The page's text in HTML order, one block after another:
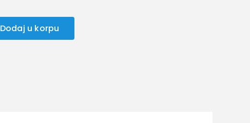
Dodaj u korpu